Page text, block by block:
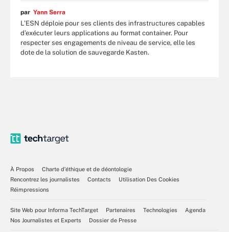
par Yann Serra
L’ESN déploie pour ses clients des infrastructures capables
d’exécuter leurs applications au format container. Pour
respecter ses engagements de niveau de service, elle les
dote de la solution de sauvegarde Kasten.
À Propos
Charte d’éthique et de déontologie
Rencontrez les journalistes
Contacts
Utilisation Des Cookies
Réimpressions
Site Web pour Informa TechTarget Partenaires Technologies
Agenda
Nos Journalistes et Experts
Dossier de Presse